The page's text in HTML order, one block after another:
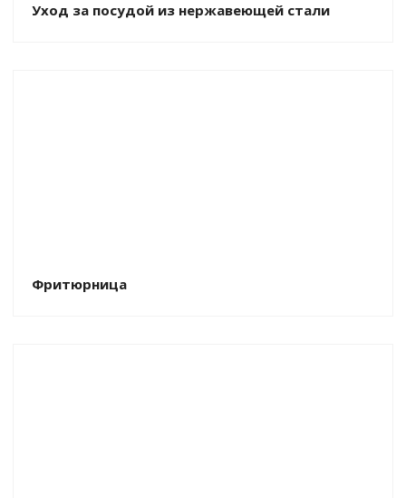
Уход за посудой из нержавеющей стали
Фритюрница